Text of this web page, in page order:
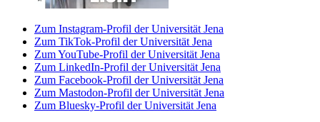
Zum Instagram-Profil der Universität Jena
Zum TikTok-Profil der Universität Jena
Zum YouTube-Profil der Universität Jena
Zum LinkedIn-Profil der Universität Jena
Zum Facebook-Profil der Universität Jena
Zum Mastodon-Profil der Universität Jena
Zum Bluesky-Profil der Universität Jena